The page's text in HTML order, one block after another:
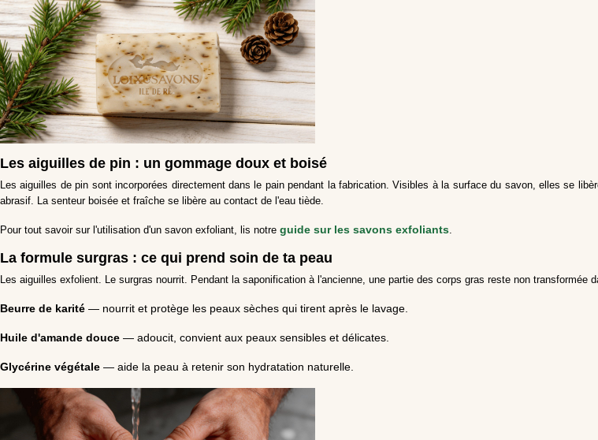
Les aiguilles de pin : un gommage doux et boisé
Les aiguilles de pin sont incorporées directement dans le pain pendant la fabrication. Visibles à la surface du savon, elles se
abrasif. La senteur boisée et fraîche se libère au contact de l'eau tiède.
Pour tout savoir sur l'utilisation d'un savon exfoliant, lis notre guide sur les savons exfoliants.
La formule surgras : ce qui prend soin de ta peau
Les aiguilles exfolient. Le surgras nourrit. Pendant la saponification à l'ancienne, une partie des corps gras reste non transformée
Beurre de karité — nourrit et protège les peaux sèches qui tirent après le lavage.
Huile d'amande douce — adoucit, convient aux peaux sensibles et délicates.
Glycérine végétale — aide la peau à retenir son hydratation naturelle.